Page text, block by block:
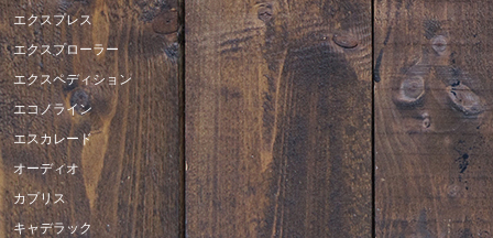
エクスプレス
エクスプローラー
エクスペディション
エコノライン
エスカレード
オーディオ
カプリス
キャデラック